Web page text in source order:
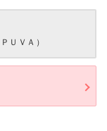
ＵＶＡ）